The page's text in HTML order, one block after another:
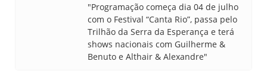
"Programação começa dia 04 de julho
com o Festival “Canta Rio”, passa pelo
Trilhão da Serra da Esperança e terá
shows nacionais com Guilherme &
Benuto e Althair & Alexandre"